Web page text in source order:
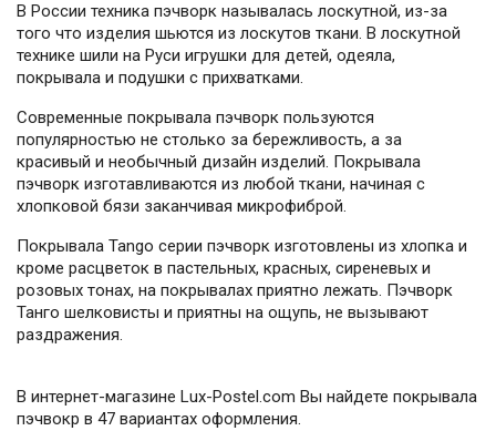
В России техника пэчворк называлась лоскутной, из-за
того что изделия шьются из лоскутов ткани. В лоскутной
технике шили на Руси игрушки для детей, одеяла,
покрывала и подушки с прихватками.
Современные покрывала пэчворк пользуются
популярностью не столько за бережливость, а за
красивый и необычный дизайн изделий. Покрывала
пэчворк изготавливаются из любой ткани, начиная с
хлопковой бязи заканчивая микрофиброй.
Покрывала Tango серии пэчворк изготовлены из хлопка и
кроме расцветок в пастельных, красных, сиреневых и
розовых тонах, на покрывалах приятно лежать. Пэчворк
Танго шелковисты и приятны на ощупь, не вызывают
раздражения.
В интернет-магазине Lux-Postel.com Вы найдете покрывала
пэчвокр в 47 вариантах оформления.